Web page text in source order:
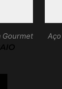
Gourmet